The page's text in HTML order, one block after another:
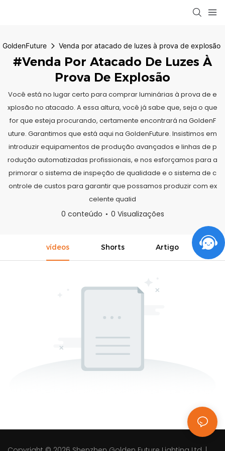
GoldenFuture Venda por atacado de luzes à prova de explosão
#Venda Por Atacado De Luzes À
Prova De Explosão
Você está no lugar certo para comprar luminárias à prova de e
xplosão no atacado. A essa altura, você já sabe que, seja o que
for que esteja procurando, certamente encontrará na GoldenF
uture. Garantimos que está aqui na GoldenFuture. Insistimos em
introduzir equipamentos de produção avançados e linhas de p
rodução automatizadas profissionais, e nos esforçamos para a
primorar o sistema de inspeção de qualidade e o sistema de c
ontrole de custos para garantir que possamos produzir com ex
celente qualid
0 conteúdo 0 Visualizações
vídeos Shorts Artigo